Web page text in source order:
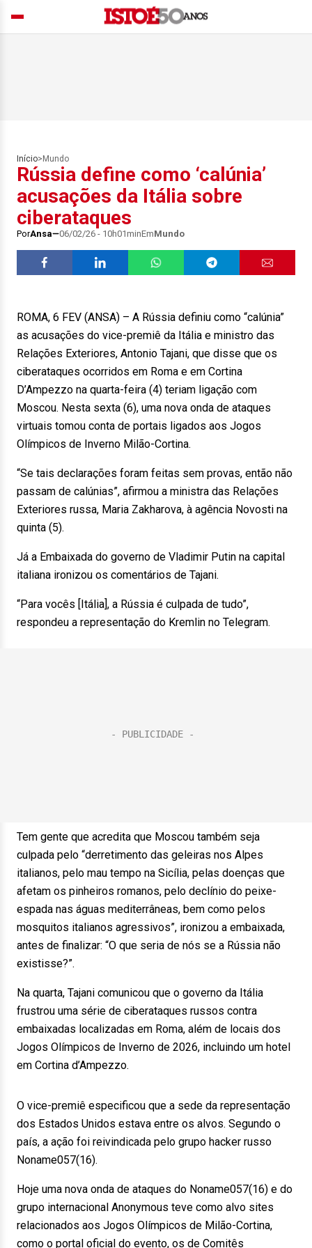
Início> Mundo
Rússia define como ‘calúnia’
acusações da Itália sobre
ciberataques
PorAnsa 06/02/26 - 10h01minEmMundo
ROMA, 6 FEV (ANSA) – A Rússia definiu como “calúnia”
as acusações do vice-premiê da Itália e ministro das
Relações Exteriores, Antonio Tajani, que disse que os
ciberataques ocorridos em Roma e em Cortina
D’Ampezzo na quarta-feira (4) teriam ligação com
Moscou. Nesta sexta (6), uma nova onda de ataques
virtuais tomou conta de portais ligados aos Jogos
Olímpicos de Inverno Milão-Cortina.
“Se tais declarações foram feitas sem provas, então não
passam de calúnias”, afirmou a ministra das Relações
Exteriores russa, Maria Zakharova, à agência Novosti na
quinta (5).
Já a Embaixada do governo de Vladimir Putin na capital
italiana ironizou os comentários de Tajani.
“Para vocês [Itália], a Rússia é culpada de tudo”,
respondeu a representação do Kremlin no Telegram.
Tem gente que acredita que Moscou também seja
culpada pelo “derretimento das geleiras nos Alpes
italianos, pelo mau tempo na Sicília, pelas doenças que
afetam os pinheiros romanos, pelo declínio do peixe-
espada nas águas mediterrâneas, bem como pelos
mosquitos italianos agressivos”, ironizou a embaixada,
antes de finalizar: “O que seria de nós se a Rússia não
existisse?”.
Na quarta, Tajani comunicou que o governo da Itália
frustrou uma série de ciberataques russos contra
embaixadas localizadas em Roma, além de locais dos
Jogos Olímpicos de Inverno de 2026, incluindo um hotel
em Cortina d’Ampezzo.
O vice-premiê especificou que a sede da representação
dos Estados Unidos estava entre os alvos. Segundo o
país, a ação foi reivindicada pelo grupo hacker russo
Noname057(16).
Hoje uma nova onda de ataques do Noname057(16) e do
grupo internacional Anonymous teve como alvo sites
relacionados aos Jogos Olímpicos de Milão-Cortina,
como o portal oficial do evento, os de Comitês